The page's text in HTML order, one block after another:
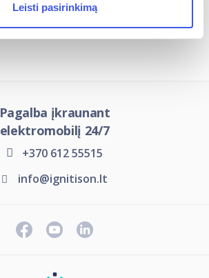
Leisti pasirinkimą
Įkrovimo stotelių tipai
Pagalba įkraunant
elektromobilį 24/7
+370 612 55515
info@ignitison.lt